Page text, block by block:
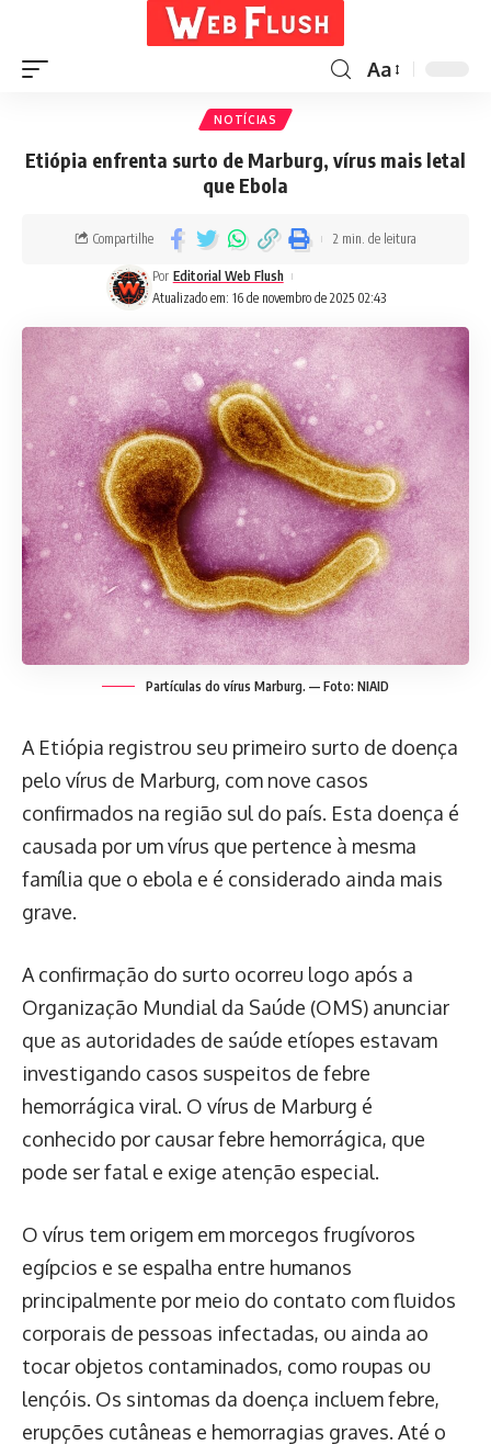
Aa
NOTÍCIAS
Etiópia enfrenta surto de Marburg, vírus mais letal
que Ebola
Atualizado em: 16 de novembro de 2025 02:43
Por Editorial Web Flush
Compartilhe 2 min. de leitura
Partículas do vírus Marburg. — Foto: NIAID
A Etiópia registrou seu primeiro surto de doença
pelo vírus de Marburg, com nove casos
confirmados na região sul do país. Esta doença é
causada por um vírus que pertence à mesma
família que o ebola e é considerado ainda mais
grave.
A confirmação do surto ocorreu logo após a
Organização Mundial da Saúde (OMS) anunciar
que as autoridades de saúde etíopes estavam
investigando casos suspeitos de febre
hemorrágica viral. O vírus de Marburg é
conhecido por causar febre hemorrágica, que
pode ser fatal e exige atenção especial.
O vírus tem origem em morcegos frugívoros
egípcios e se espalha entre humanos
principalmente por meio do contato com fluidos
corporais de pessoas infectadas, ou ainda ao
tocar objetos contaminados, como roupas ou
lençóis. Os sintomas da doença incluem febre,
erupções cutâneas e hemorragias graves. Até o